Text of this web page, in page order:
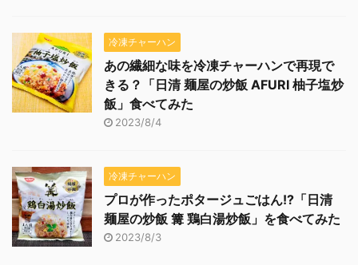
冷凍チャーハン
あの繊細な味を冷凍チャーハンで再現で
きる？「日清 麺屋の炒飯 AFURI 柚子塩炒
飯」食べてみた
2023/8/4
冷凍チャーハン
プロが作ったポタージュごはん!?「日清
麺屋の炒飯 篝 鶏白湯炒飯」を食べてみた
2023/8/3